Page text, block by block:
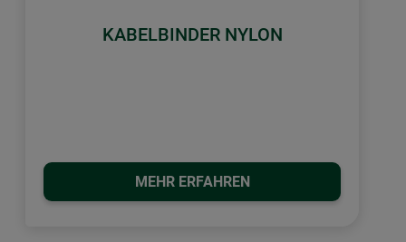
KABELBINDER NYLON
MEHR ERFAHREN